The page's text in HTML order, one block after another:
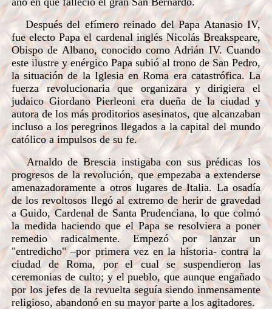
Después del efímero reinado del Papa Atanasio IV,
fue electo Papa el cardenal inglés Nicolás Breakspeare,
Obispo de Albano, conocido como Adrián IV. Cuando
este ilustre y enérgico Papa subió al trono de San Pedro,
la situación de la Iglesia en Roma era catastrófica. La
fuerza revolucionaria que organizara y dirigiera el
judaico Giordano Pierleoni era dueña de la ciudad y
autora de los más proditorios asesinatos, que alcanzaban
incluso a los peregrinos llegados a la capital del mundo
católico a impulsos de su fe.
Arnaldo de Brescia instigaba con sus prédicas los
progresos de la revolución, que empezaba a extenderse
amenazadoramente a otros lugares de Italia. La osadía
de los revoltosos llegó al extremo de herir de gravedad
a Guido, Cardenal de Santa Prudenciana, lo que colmó
la medida haciendo que el Papa se resolviera a poner
remedio radicalmente. Empezó por lanzar un
"entredicho" –por primera vez en la historia- contra la
ciudad de Roma, por el cual se suspendieron las
ceremonias de culto; y el pueblo, que aunque engañado
por los jefes de la revuelta seguía siendo inmensamente
religioso, abandonó en su mayor parte a los agitadores.